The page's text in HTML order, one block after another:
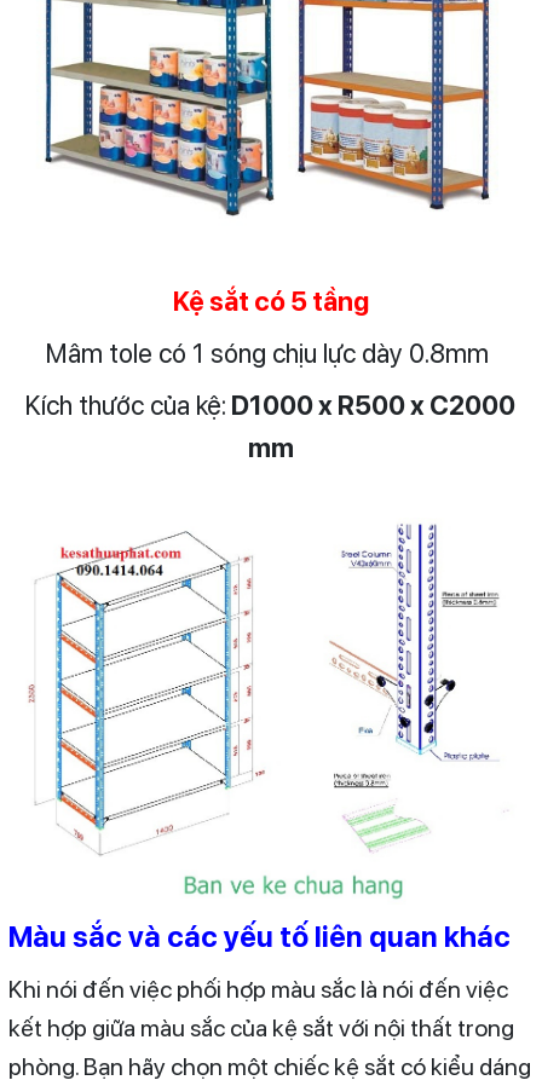
Kệ sắt có 5 tầng
Mâm tole có 1 sóng chịu lực dày 0.8mm
Kích thước của kệ: D1000 x R500 x C2000
mm
Màu sắc và các yếu tố liên quan khác
Khi nói đến việc phối hợp màu sắc là nói đến việc
kết hợp giữa màu sắc của kệ sắt với nội thất trong
phòng. Bạn hãy chọn một chiếc kệ sắt có kiểu dáng